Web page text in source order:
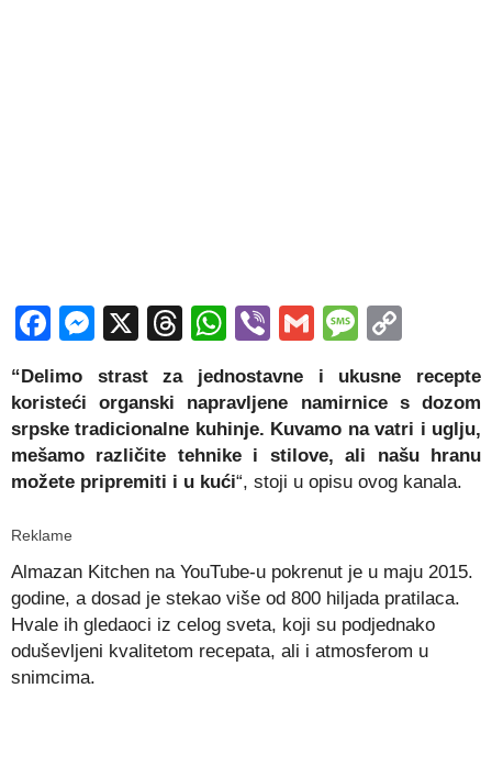
Facebook
Messenger
X Threads
WhatsApp
ViberGmail
“Delimo strast za jednostavne i ukusne recepte
koristeći organski napravljene namirnice s dozom
srpske tradicionalne kuhinje. Kuvamo na vatri i uglju,
mešamo različite tehnike i stilove, ali našu hranu
možete pripremiti i u kući“, stoji u opisu ovog kanala.
Reklame
Almazan Kitchen na YouTube-u pokrenut je u maju 2015.
godine, a dosad je stekao više od 800 hiljada pratilaca.
Hvale ih gledaoci iz celog sveta, koji su podjednako
oduševljeni kvalitetom recepata, ali i atmosferom u
snimcima.